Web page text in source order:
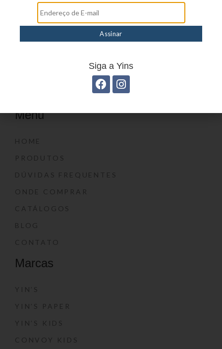
Menu
HOME
PRODUTOS
DÚVIDAS FREQUENTES
ONDE COMPRAR
CATÁLOGOS
BLOG
CONTATO
Marcas
YIN’S
YIN’S PAPER
YIN’S KIDS
CONVOY KIDS
Siga a Yins